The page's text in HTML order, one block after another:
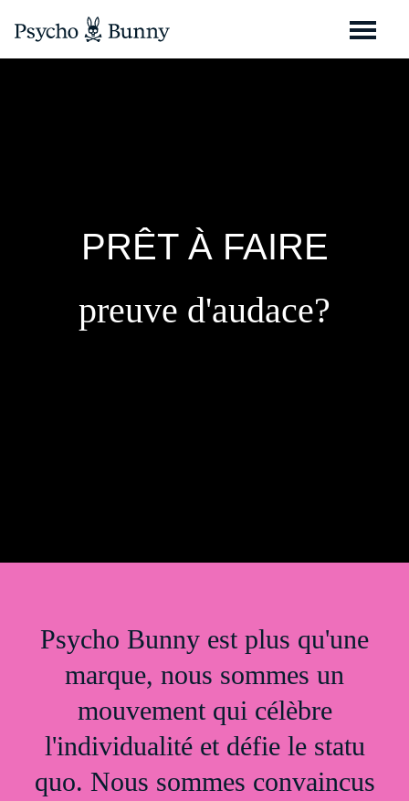
PRÊT À FAIRE
preuve d'audace?
Psycho Bunny est plus qu'une
marque, nous sommes un
mouvement qui célèbre
l'individualité et défie le statu
quo. Nous sommes convaincus